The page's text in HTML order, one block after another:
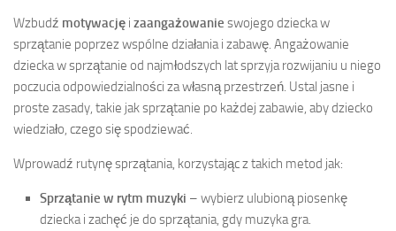
Wzbudź motywację i zaangażowanie swojego dziecka w
sprzątanie poprzez wspólne działania i zabawę. Angażowanie
dziecka w sprzątanie od najmłodszych lat sprzyja rozwijaniu u niego
poczucia odpowiedzialności za własną przestrzeń. Ustal jasne i
proste zasady, takie jak sprzątanie po każdej zabawie, aby dziecko
wiedziało, czego się spodziewać.
Wprowadź rutynę sprzątania, korzystając z takich metod jak:
Sprzątanie w rytm muzyki – wybierz ulubioną piosenkę
dziecka i zachęć je do sprzątania, gdy muzyka gra.